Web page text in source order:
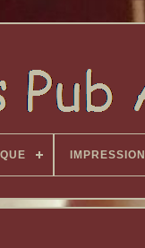
IMPRESSION